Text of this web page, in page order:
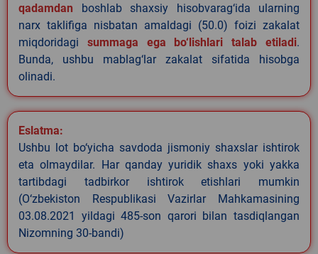
qadamdan boshlab shaxsiy hisobvarag‘ida ularning
narx taklifiga nisbatan amaldagi (50.0) foizi zakalat
miqdoridagi summaga ega bo‘lishlari talab etiladi.
Bunda, ushbu mablag‘lar zakalat sifatida hisobga
olinadi.
Eslatma:
Ushbu lot bo‘yicha savdoda jismoniy shaxslar ishtirok
eta olmaydilar. Har qanday yuridik shaxs yoki yakka
tartibdagi tadbirkor ishtirok etishlari mumkin
(O‘zbekiston Respublikasi Vazirlar Mahkamasining
03.08.2021 yildagi 485-son qarori bilan tasdiqlangan
Nizomning 30-bandi)